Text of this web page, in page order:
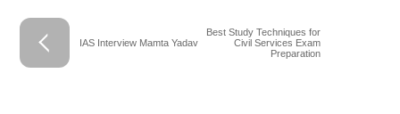
IAS Interview Mamta Yadav
Best Study Techniques for
Civil Services Exam
Preparation